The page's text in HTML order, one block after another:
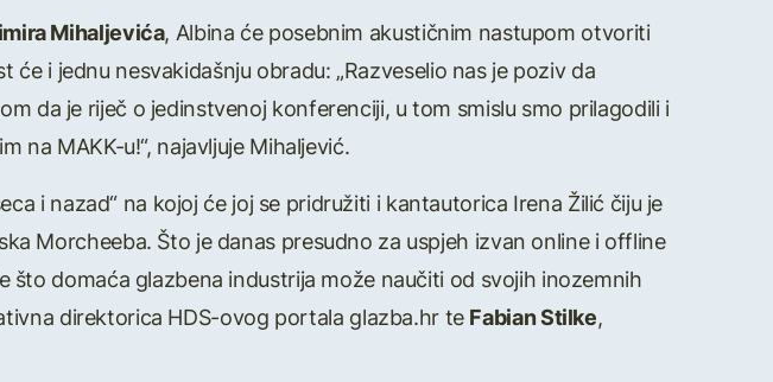
Mihaljevića, Albina će posebnim akustičnim nastupom otvoriti
i jednu nesvakidašnju obradu: „Razveselio nas je poziv da
da je riječ o jedinstvenoj konferenciji, u tom smislu smo prilagodili i
na MAKK-u!“, najavljuje Mihaljević.
i nazad“ na kojoj će joj se pridružiti i kantautorica Irena Žilić čiju je
Morcheeba. Što je danas presudno za uspjeh izvan online i offline
što domaća glazbena industrija može naučiti od svojih inozemnih
direktorica HDS-ovog portala glazba.hr teFabian Stilke,